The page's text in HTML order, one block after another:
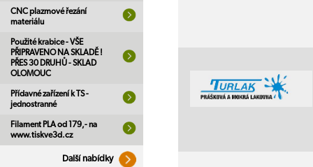
CNC plazmové řezání
materiálu
Použité krabice - VŠE
PŘIPRAVENO NA SKLADĚ !
PŘES 30 DRUHŮ - SKLAD
OLOMOUC
Přídavné zařízení k TS -
jednostranné
Filament PLA od 179,- na
www.tiskve3d.cz
Další nabídky